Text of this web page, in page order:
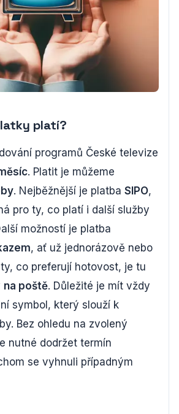
platí?
programů České televize
. Platit je můžeme
. Nejběžnější je platba SIPO,
pro ty, co platí i další služby
možností je platba
, ať už jednorázově nebo
co preferují hotovost, je tu
na poště. Důležité je mít vždy
symbol, který slouží k
Bez ohledu na zvolený
nutné dodržet termín
se vyhnuli případným